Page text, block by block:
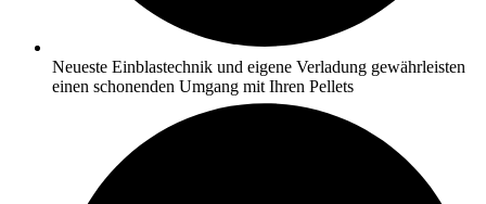
Neueste Einblastechnik und eigene Verladung gewährleisten
einen schonenden Umgang mit Ihren Pellets